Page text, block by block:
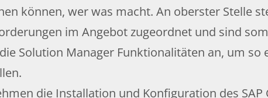
können, wer was macht. An oberster Stelle
im Angebot zugeordnet und sind
Solution Manager Funktionalitäten an, um
die Installation und Konfiguration des SAP